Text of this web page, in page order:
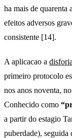
ha mais de quarenta
efeitos adversos
consistente [14].
A aplicacao a
primeiro protocolo
nos anos noventa,
Conhecido como
a partir do estagio
puberdade),